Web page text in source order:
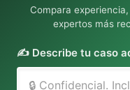
Compara
expertos más
✍️ Describe tu caso